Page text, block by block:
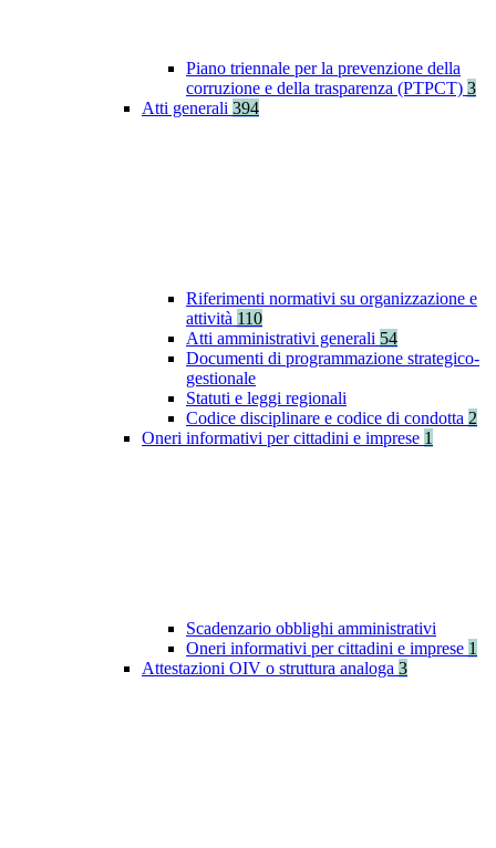
Piano triennale per la prevenzione della
corruzione e della trasparenza (PTPCT) 3
Atti generali 394
Riferimenti normativi su organizzazione e
attività 110
Atti amministrativi generali 54
Documenti di programmazione strategico-
gestionale
Statuti e leggi regionali
Codice disciplinare e codice di condotta 2
Oneri informativi per cittadini e imprese 1
Scadenzario obblighi amministrativi
Oneri informativi per cittadini e imprese 1
Attestazioni OIV o struttura analoga 3